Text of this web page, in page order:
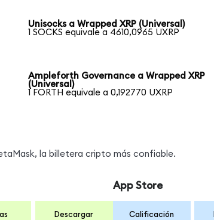
Unisocks a Wrapped XRP (Universal)
1 SOCKS equivale a 4610,0965 UXRP
Ampleforth Governance a Wrapped XRP
(Universal)
1 FORTH equivale a 0,192770 UXRP
la billetera cripto más confiable.
Descargar
App Store
Calificación